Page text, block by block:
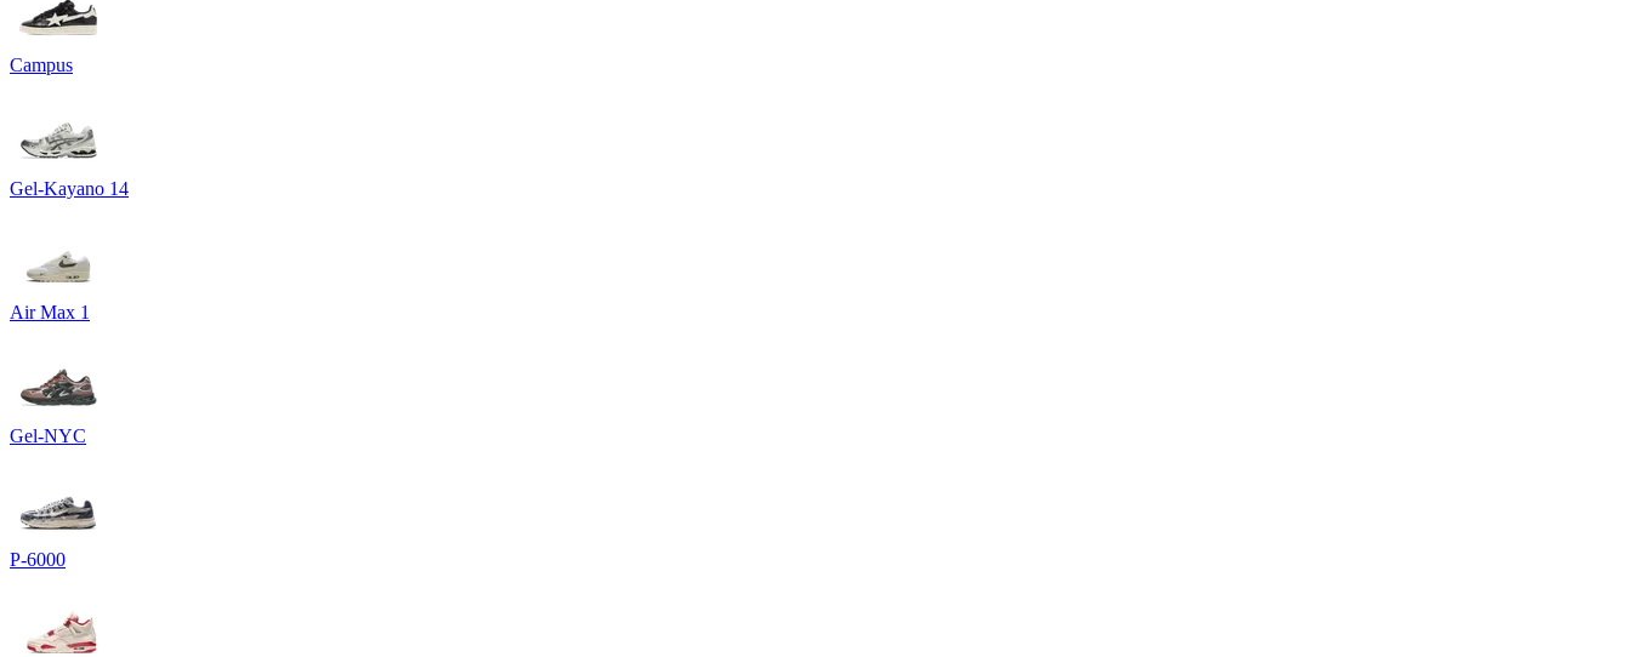
Campus
Gel-Kayano 14
Air Max 1
Gel-NYC
P-6000